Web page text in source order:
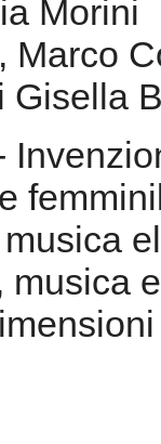
Morini
Marco
Gisella